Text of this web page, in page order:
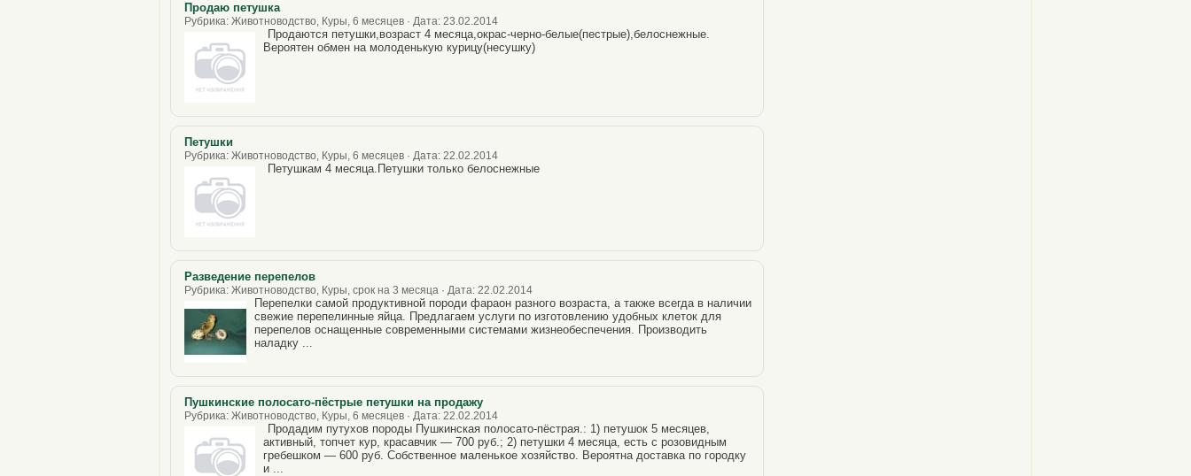
Продаю петушка
Рубрика: Животноводство, Куры, 6 месяцев · Дата: 23.02.2014
Продаются петушки,возраст 4 месяца,окрас-черно-белые(пестрые),белоснежные.
Вероятен обмен на молоденькую курицу(несушку)
Петушки
Рубрика: Животноводство, Куры, 6 месяцев · Дата: 22.02.2014
Петушкам 4 месяца.Петушки только белоснежные
Разведение перепелов
Рубрика: Животноводство, Куры, срок на 3 месяца · Дата: 22.02.2014
Перепелки самой продуктивной породи фараон разного возраста, а также всегда в наличии
свежие перепелинные яйца. Предлагаем услуги по изготовлению удобных клеток для
перепелов оснащенные современными системами жизнеобеспечения. Производить
наладку ...
Пушкинские полосато-пёстрые петушки на продажу
Рубрика: Животноводство, Куры, 6 месяцев · Дата: 22.02.2014
Продадим путухов породы Пушкинская полосато-пёстрая.: 1) петушок 5 месяцев,
активный, топчет кур, красавчик — 700 руб.; 2) петушки 4 месяца, есть с розовидным
гребешком — 600 руб. Собственное маленькое хозяйство. Вероятна доставка по городку
и ...